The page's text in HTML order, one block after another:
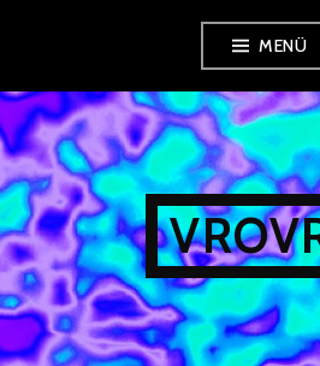
springen
MENÜ